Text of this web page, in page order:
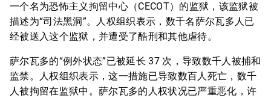
一个名为恐怖主义拘留中心（CECOT）的监狱，该监狱被
描述为“司法黑洞”。人权组织表示，数千名萨尔瓦多人已
经被送入这个监狱，并遭受了酷刑和其他虐待。
萨尔瓦多的“例外状态”已被延长 37 次，导致数千人被捕和
监禁。人权组织表示，这一措施已导致数百人死亡，数千
人被拘留在监狱中。萨尔瓦多的人权状况已严重恶化，许